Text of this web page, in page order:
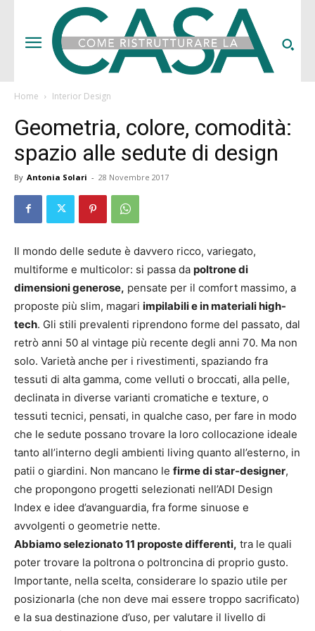
Home Interior Design
Geometria, colore, comodità:
spazio alle sedute di design
By Antonia Solari - 28 Novembre 2017
Il mondo delle sedute è davvero ricco, variegato,
multiforme e multicolor: si passa da poltrone di
dimensioni generose, pensate per il comfort massimo, a
proposte più slim, magari impilabili e in materiali high-
tech. Gli stili prevalenti riprendono forme del passato, dal
retrò anni 50 al vintage più recente degli anni 70. Ma non
solo. Varietà anche per i rivestimenti, spaziando fra
tessuti di alta gamma, come velluti o broccati, alla pelle,
declinata in diverse varianti cromatiche e texture, o
tessuti tecnici, pensati, in qualche caso, per fare in modo
che le sedute possano trovare la loro collocazione ideale
tanto all’interno degli ambienti living quanto all’esterno, in
patii o giardini. Non mancano le firme di star-designer,
che propongono progetti selezionati nell’ADI Design
Index e idee d’avanguardia, fra forme sinuose e
avvolgenti o geometrie nette.
Abbiamo selezionato 11 proposte differenti, tra le quali
poter trovare la poltrona o poltroncina di proprio gusto.
Importante, nella scelta, considerare lo spazio utile per
posizionarla (che non deve mai essere troppo sacrificato)
e la sua destinazione d’uso, per valutare il livello di